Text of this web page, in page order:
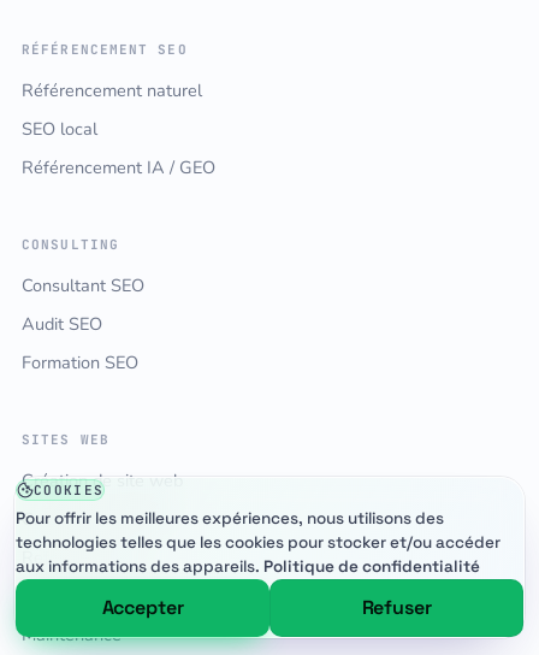
RÉFÉRENCEMENT SEO
Référencement naturel
SEO local
Référencement IA / GEO
CONSULTING
Consultant SEO
Audit SEO
Formation SEO
SITES WEB
Création de site web
Création WordPress
Refonte de site
Publicité Google Ads
Maintenance
COOKIES
Pour offrir les meilleures expériences, nous utilisons des
technologies telles que les cookies pour stocker et/ou accéder
aux informations des appareils. Politique de confidentialité
Accepter Refuser